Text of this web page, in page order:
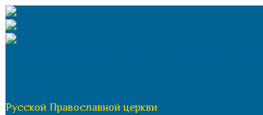
Перейти
к
содержимому
Русской Православной церкви